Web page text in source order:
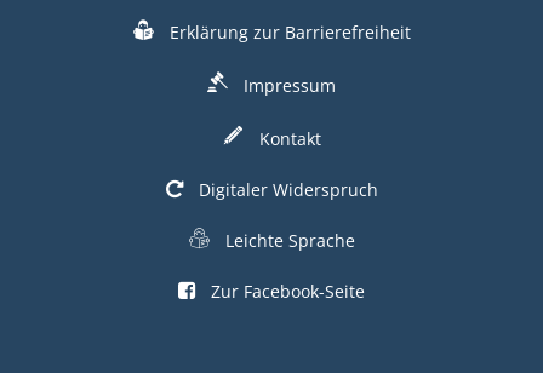
Erklärung zur Barrierefreiheit
Impressum
Kontakt
Digitaler Widerspruch
Leichte Sprache
Zur Facebook-Seite